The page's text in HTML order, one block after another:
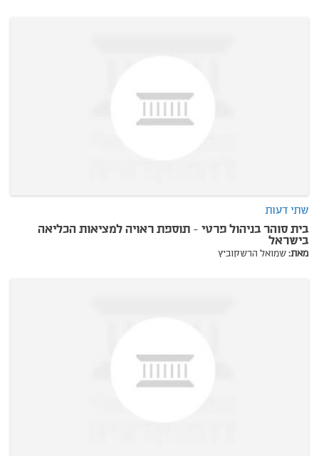
שתי דעות
בית סוהר בניהול פרטי - תוספת ראויה למציאות הכליאה
בישראל
מאת:שמואל הרשקוביץ